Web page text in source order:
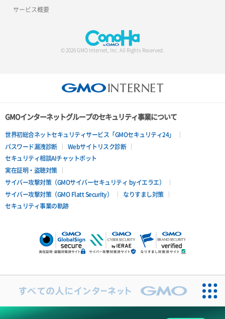
サービス概要
© 2026 GMO Internet, Inc. All Rights Reserved.
GMOインターネットグループのセキュリティ事業について
世界初総合ネットセキュリティサービス「GMOセキュリティ24」
パスワード漏洩診断
Webサイトリスク診断
セキュリティ相談AIチャットボット
実在証明・盗聴対策
サイバー攻撃対策（GMOサイバーセキュリティ byイエラエ）
サイバー攻撃対策（GMO Flatt Security）
なりすまし対策
セキュリティ事業の軌跡